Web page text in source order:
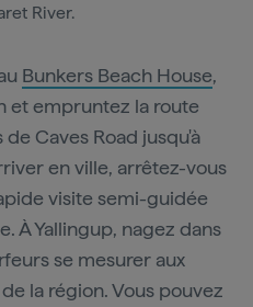
River.
Bunkers Beach House,
et empruntez la route
Caves Road jusqu'à
en ville, arrêtez-vous
visite semi-guidée
À Yallingup, nagez dans
se mesurer aux
la région. Vous pouvez